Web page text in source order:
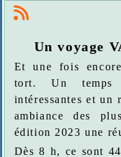
Un voyage
Et une fois
tort. Un temps
intéressantes et un
ambiance des
édition 2023 une
Dès 8 h, ce sont